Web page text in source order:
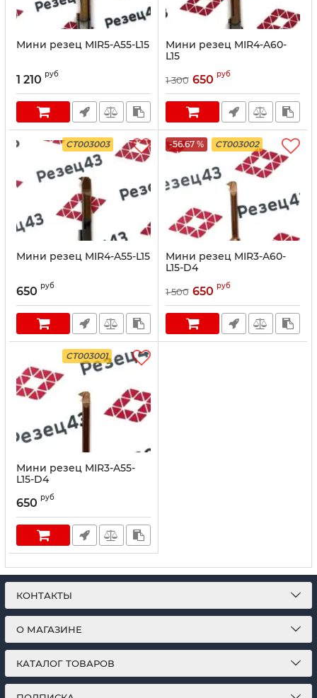
Мини резец MIR5-A55-L15
1 210 руб
Мини резец MIR4-A60-
L15
1 300 650 руб
CT003003
Мини резец MIR4-A55-L15
650 руб
-56.67 % CT003002
Мини резец MIR3-A60-
L15-D4
1 500 650 руб
CT003001
Мини резец MIR3-A55-
L15-D4
650 руб
КОНТАКТЫ
О МАГАЗИНЕ
КАТАЛОГ ТОВАРОВ